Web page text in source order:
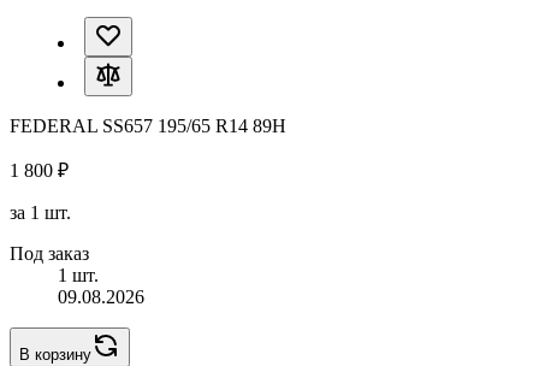
FEDERAL SS657 195/65 R14 89H
1 800 ₽
за 1 шт.
Под заказ
1 шт.
09.08.2026
В корзину